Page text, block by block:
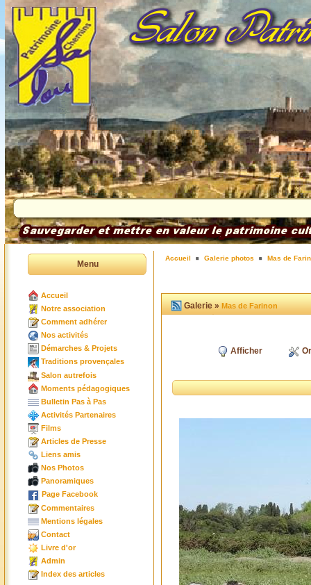
Menu
Accueil
Notre association
Comment adhérer
Nos activités
Démarches & Projets
Traditions provençales
Salon autrefois
Moments pédagogiques
Bulletin Pas à Pas
Activités Partenaires
Films
Articles de Presse
Liens amis
Nos Photos
Panoramiques
Page Facebook
Commentaires
Mentions légales
Contact
Livre d'or
Admin
Index des articles
Accueil Galerie photos Mas de
Galerie »Mas de Farinon
Afficher